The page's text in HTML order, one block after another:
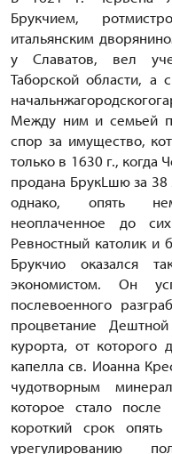
Брукчием,
итальянским
у Славатов, вел
Таборской области, а
Между ним и семьей
спор за имущество,
только в 1630 г., когда
продана БрукLшю за
однако, опять
неоплаченное до
Ревностный католик и
Брукчио оказался
экономистом. Он
послевоенного
процветание
курорта, от которого
капелла св. Иоанна
чудотворным
которое стало
короткий срок
урегулированию